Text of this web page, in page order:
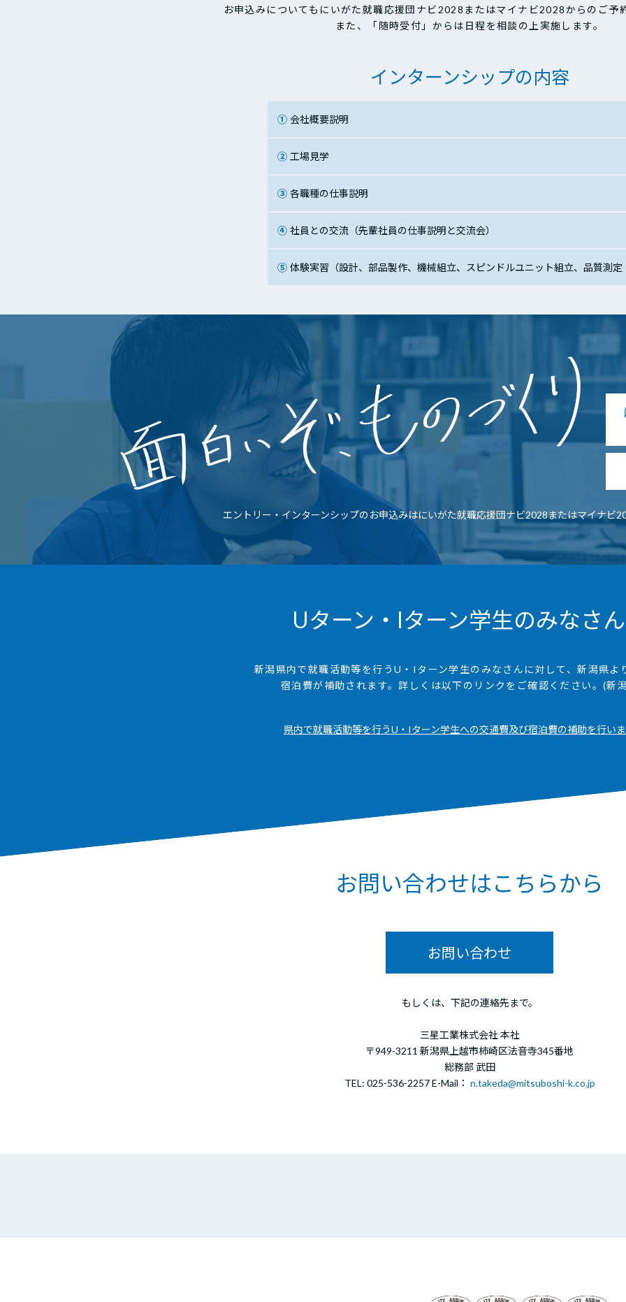
お申込みについてもにいがた就職応援団ナビ2028またはマイナビ2028からのご予
また、「随時受付」からは日程を相談の上実施します。
インターンシップの内容
①会社概要説明
②工場見学
③各職種の仕事説明
④社員との交流（先輩社員の仕事説明と交流会）
⑤体験実習（設計、部品製作、機械組立、スピンドルユニット組立、品質測
エントリー・インターンシップのお申込みはにいがた就職応援団ナビ2028またはマイナビ
Uターン・Iターン学生のみなさ
新潟県内で就職活動等を行うU・Iターン学生のみなさんに対して、新潟県よ
宿泊費が補助されます。詳しくは以下のリンクをご確認ください。(新
県内で就職活動等を行うU・Iターン学生への交通費及び宿泊費の補助を行い
お問い合わせはこちらから
お問い合わせ
もしくは、下記の連絡先まで。
三星工業株式会社 本社
〒949-3211 新潟県上越市柿崎区法音寺345番地
総務部 武田
TEL: 025-536-2257E-Mail： n.takeda@mitsuboshi-k.co.jp